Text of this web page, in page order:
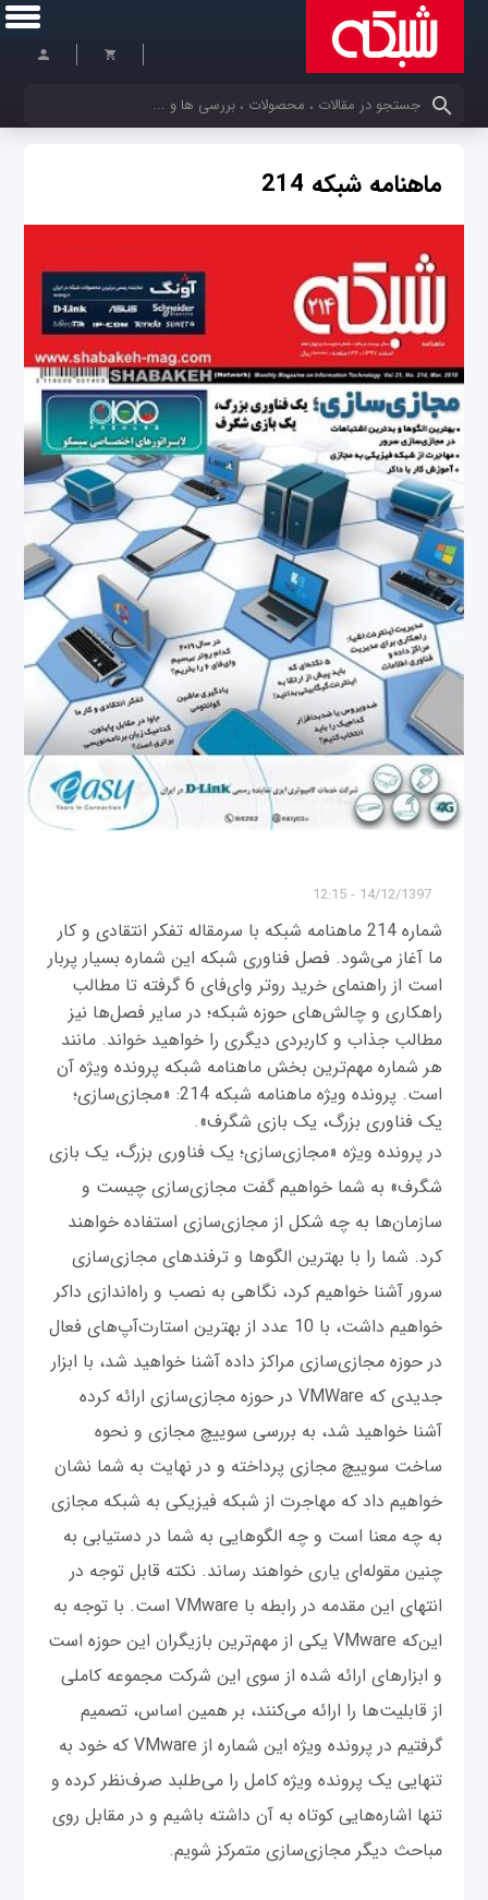
کلمات کلیدی خود را وارد کنید
ماهنامه شبکه 214
14/12/1397 - 12:15
شماره 214 ماهنامه شبکه با سرمقاله تفکر انتقادی و کار
ما آغاز می‌شود. فصل فناوری شبکه این شماره بسیار پربار
است از راهنمای خرید روتر وای‌فای 6 گرفته تا مطالب
راهکاری و چالش‌های حوزه شبکه؛ در سایر فصل‌ها نیز
مطالب جذاب و کاربردی دیگری را خواهید خواند. مانند
هر شماره مهم‌ترین بخش ماهنامه شبکه پرونده ویژه آن
است. پرونده ویژه ماهنامه شبکه 214: «مجازی‌سازی؛
یک فناوری بزرگ، یک بازی شگرف».
در پرونده ویژه «مجازی‌سازی؛ یک فناوری بزرگ، یک بازی
شگرف» به شما خواهیم گفت مجازی‌سازی چیست و
سازمان‌ها به چه شکل از مجازی‌سازی استفاده خواهند
کرد. شما را با بهترین الگوها و ترفندهای مجازی‌سازی
سرور آشنا خواهیم کرد، نگاهی به نصب و راه‌اندازی داکر
خواهیم داشت، با 10 عدد از بهترین استارت‌آپ‌های فعال
در حوزه مجازی‌سازی مراکز داده آشنا خواهید شد، با ابزار
جدیدی که VMWare در حوزه مجازی‌سازی ارائه کرده
آشنا خواهید شد، به بررسی سوییچ مجازی و نحوه
ساخت سوییچ مجازی پرداخته‌ و در نهایت به شما نشان
خواهیم داد که مهاجرت از شبکه فیزیکی به شبکه مجازی
به چه معنا است و چه الگوهایی به شما در دستیابی به
چنین مقوله‌ای یاری خواهند رساند. نکته‌ قابل توجه در
انتهای این مقدمه در رابطه با VMware است. با توجه به
این‌که VMware یکی از مهم‌ترین بازیگران این حوزه است
و ابزارهای ارائه شده از سوی این شرکت مجموعه کاملی
از قابلیت‌ها را ارائه می‌کنند، بر همین اساس، تصمیم
گرفتیم در پرونده ویژه این شماره از VMware که خود به
تنهایی یک پرونده ویژه کامل را می‌طلبد صرف‌نظر کرده و
تنها اشاره‌هایی کوتاه به آن داشته باشیم و در مقابل روی
مباحث دیگر مجازی‌سازی متمرکز شویم.